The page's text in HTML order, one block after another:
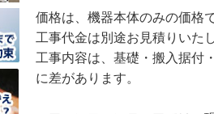
価格は、機器本体のみの価格で
工事代金は別途お見積りいた
工事内容は、基礎・搬入据付
に差があります。